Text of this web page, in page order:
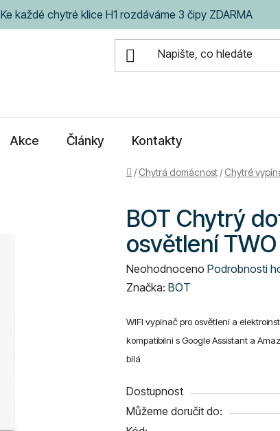
Ke každé chytré klice H1 rozdáváme 3 čipy ZDARMA
Akce Články Kontakty
Domů
/ Chytrá domácnost / Chytré
BOT Chytrý
osvětlení
Průměrné
hodnocení
je
0,0
z
hvězdiček.
Neohodnoceno Podrobnosti
Značka: BOT
WIFI vypínač pro osvětlení a
kompatibilní s Google Assistant a
bílá
Dostupnost
Můžeme doručit do: